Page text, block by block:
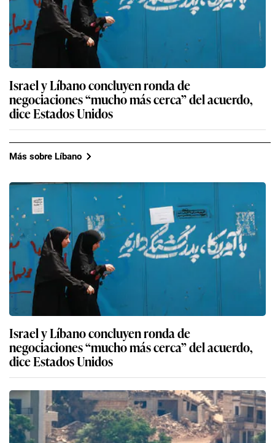
Israel y Líbano concluyen ronda de
negociaciones “mucho más cerca” del acuerdo,
dice Estados Unidos
Más sobre Líbano
Israel y Líbano concluyen ronda de
negociaciones “mucho más cerca” del acuerdo,
dice Estados Unidos